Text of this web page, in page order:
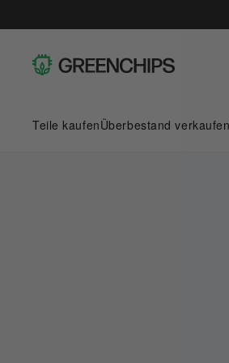
Teile kaufenÜberbestand verkaufen